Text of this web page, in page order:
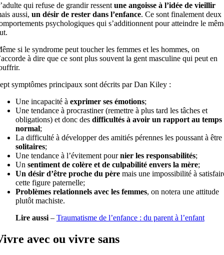
qui refuse de grandir ressent une angoisse à l’idée de vieillir
aussi, un désir de rester dans l’enfance. Ce sont finalement deux
psychologiques qui s’additionnent pour atteindre le
si le syndrome peut toucher les femmes et les hommes, on
à dire que ce sont plus souvent la gent masculine qui peut en
symptômes principaux sont décrits par Dan Kiley :
Une incapacité à exprimer ses émotions;
Une tendance à procrastiner (remettre à plus tard les tâches et
obligations) et donc des difficultés à avoir un rapport au temps
normal;
La difficulté à développer des amitiés pérennes les poussant à être
solitaires;
Une tendance à l’évitement pournier les responsabilités;
Un sentiment de colère et de culpabilité envers la mère;
Un désir d’être proche du pèremais une impossibilité à
cette figure paternelle;
Problèmes relationnels avec les femmes, on notera une attitude
plutôt machiste.
Lire aussi– Traumatisme de l’enfance : du parent à l’enfant
avec ou vivre sans